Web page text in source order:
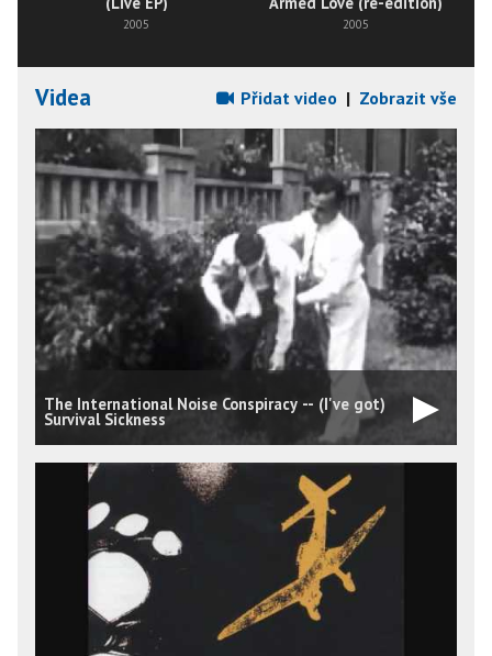
2005 2005
Videa Přidat video | Zobrazit vše
The International Noise Conspiracy -- (I've got)
Survival Sickness